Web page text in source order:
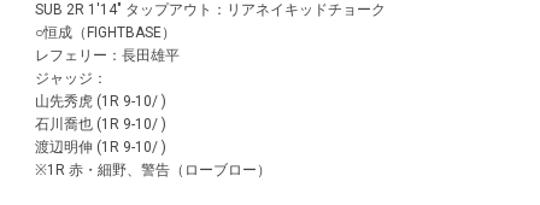
SUB 2R 1'14" タップアウト：リアネイキッドチョーク
○恒成（FIGHTBASE）
レフェリー：長田雄平
ジャッジ：
山先秀虎 (1R 9-10/ )
石川喬也 (1R 9-10/ )
渡辺明伸 (1R 9-10/ )
※1R 赤・細野、警告（ローブロー）